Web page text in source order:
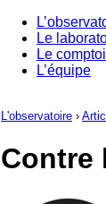
Le
Le
L’équipe
L'observatoire ›
Contre